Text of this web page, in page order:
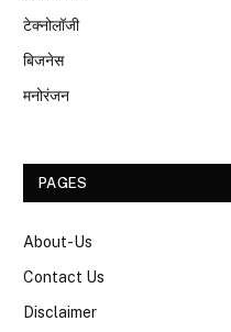
टेक्नोलॉजी
बिजनेस
मनोरंजन
PAGES
About-Us
Contact Us
Disclaimer